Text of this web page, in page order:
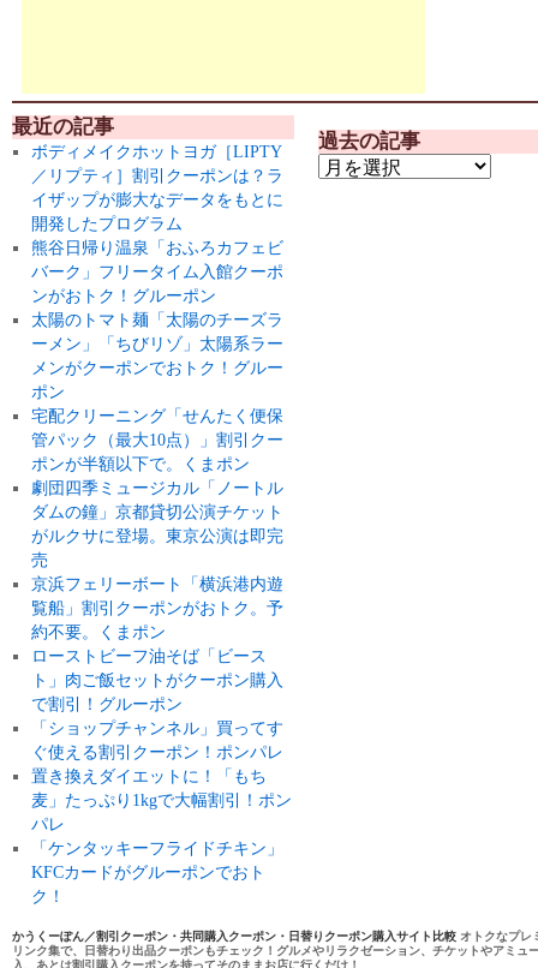
最近の記事
ボディメイクホットヨガ［LIPTY
／リプティ］割引クーポンは？ラ
イザップが膨大なデータをもとに
開発したプログラム
熊谷日帰り温泉「おふろカフェビ
バーク」フリータイム入館クーポ
ンがおトク！グルーポン
太陽のトマト麺「太陽のチーズラ
ーメン」「ちびリゾ」太陽系ラー
メンがクーポンでおトク！グルー
ポン
宅配クリーニング「せんたく便保
管パック（最大10点）」割引クー
ポンが半額以下で。くまポン
劇団四季ミュージカル「ノートル
ダムの鐘」京都貸切公演チケット
がルクサに登場。東京公演は即完
売
京浜フェリーボート「横浜港内遊
覧船」割引クーポンがおトク。予
約不要。くまポン
ローストビーフ油そば「ビース
ト」肉ご飯セットがクーポン購入
で割引！グルーポン
「ショップチャンネル」買ってす
ぐ使える割引クーポン！ポンパレ
置き換えダイエットに！「もち
麦」たっぷり1kgで大幅割引！ポン
パレ
「ケンタッキーフライドチキン」
KFCカードがグルーポンでおト
ク！
過去の記事
かうくーぽん／割引クーポン・共同購入クーポン・日替りクーポン購入サイト比較 オトクなプレ
リンク集で、日替わり出品クーポンもチェック！グルメやリラクゼーション、チケットやアミ
入、あとは割引購入クーポンを持ってそのままお店に行くだけ！